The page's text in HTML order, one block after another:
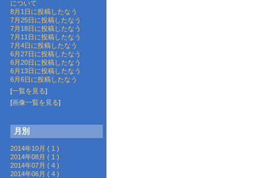
について
8月1日に投稿したなう
7月25日に投稿したなう
7月18日に投稿したなう
7月11日に投稿したなう
7月4日に投稿したなう
6月27日に投稿したなう
6月20日に投稿したなう
6月13日に投稿したなう
6月6日に投稿したなう
[一覧を見る]
[画像一覧を見る]
月別
2014年10月 ( 1 )
2014年08月 ( 1 )
2014年07月 ( 4 )
2014年06月 ( 4 )